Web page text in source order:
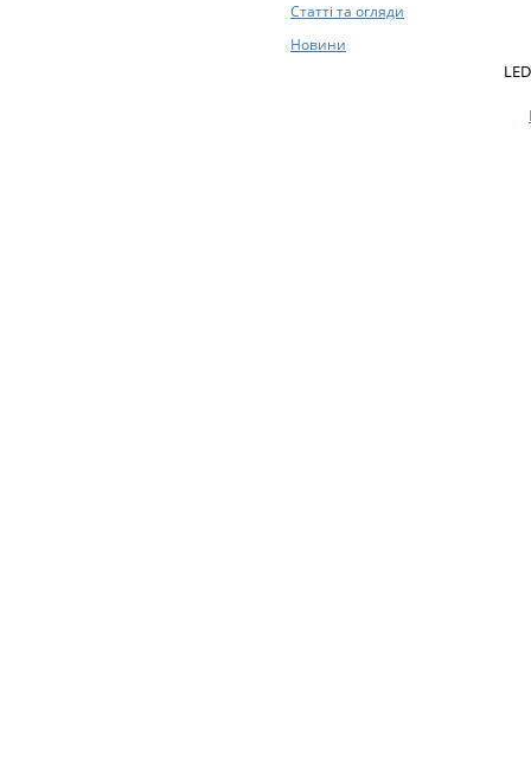
Статті та огляди
Новини